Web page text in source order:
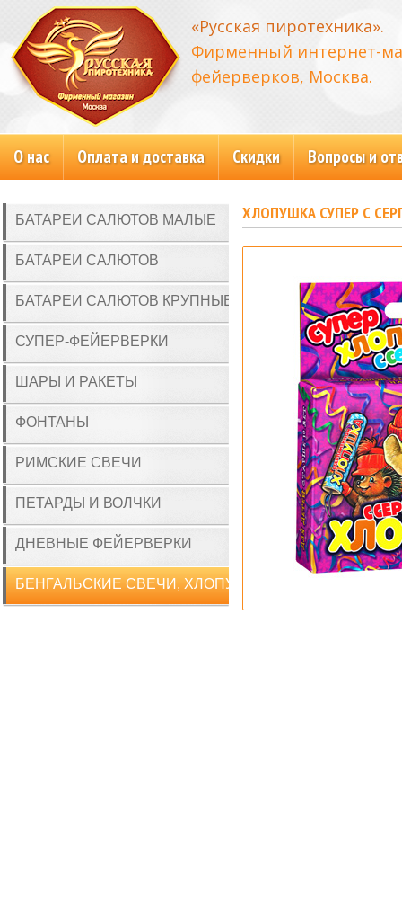
«Русская пиротехника».
Фирменный интернет-
фейерверков, Москва.
О нас Оплата и доставка Скидки Вопросы и
ХЛОПУШКА СУПЕР С
БАТАРЕИ САЛЮТОВ МАЛЫЕ
БАТАРЕИ САЛЮТОВ
БАТАРЕИ САЛЮТОВ КРУПНЫЕ
СУПЕР-ФЕЙЕРВЕРКИ
ШАРЫ И РАКЕТЫ
ФОНТАНЫ
РИМСКИЕ СВЕЧИ
ПЕТАРДЫ И ВОЛЧКИ
ДНЕВНЫЕ ФЕЙЕРВЕРКИ
БЕНГАЛЬСКИЕ СВЕЧИ, ХЛОПУШКИ